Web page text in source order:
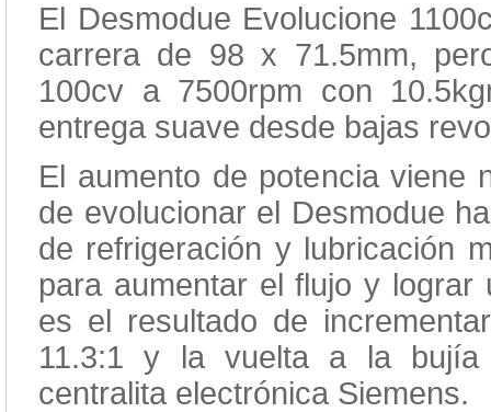
El Desmodue Evolucione
carrera de 98 x 71.5mm,
100cv a 7500rpm con
entrega suave desde bajas
El aumento de potencia viene
de evolucionar el Desmodue
de refrigeración y lubricación
para aumentar el flujo y lograr
es el resultado de
11.3:1 y la vuelta a la bujía
centralita electrónica Siemens.